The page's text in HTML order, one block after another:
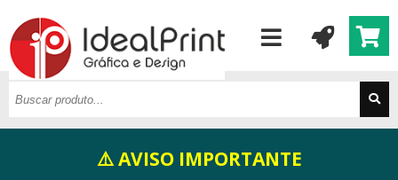
⚠️ AVISO IMPORTANTE